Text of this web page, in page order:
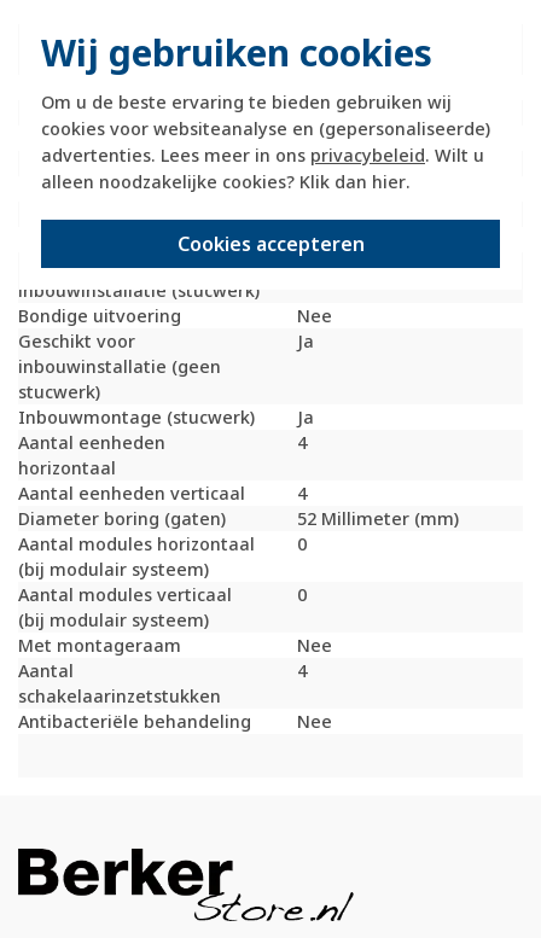
Wij gebruiken cookies
Om u de beste ervaring te bieden gebruiken wij
cookies voor websiteanalyse en (gepersonaliseerde)
advertenties. Lees meer in ons privacybeleid. Wilt u
alleen noodzakelijke cookies? Klik dan hier.
Cookies accepteren
Montagerichting
Horizontaal en
verticaal
Slagvastheid
IK05
Beschermingsgraad (IP)
IP20
Geschikt voor vloerpot
Nee
Transparant
Nee
Uitvoering oppervlakte
Mat
Geschikt voor wandgoot
Ja
Geschikt voor
inbouwinstallatie (stucwerk)
Ja
Bondige uitvoering
Nee
Geschikt voor
inbouwinstallatie (geen
stucwerk)
Ja
Inbouwmontage (stucwerk)
Ja
Aantal eenheden
horizontaal
4
Aantal eenheden verticaal
4
Diameter boring (gaten)
52 Millimeter (mm)
Aantal modules horizontaal
(bij modulair systeem)
0
Aantal modules verticaal
(bij modulair systeem)
0
Met montageraam
Nee
Aantal
schakelaarinzetstukken
4
Antibacteriële behandeling Nee